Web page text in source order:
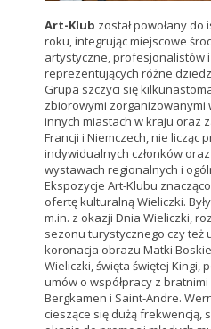
Art-Klub został powołany do
roku, integrując miejscowe
artystyczne, profesjonalistów
reprezentujących różne
Grupa szczyci się
zbiorowymi zorganizowanymi
innych miastach w kraju oraz
Francji i Niemczech, nie licząc
indywidualnych członków
wystawach regionalnych i
Ekspozycje Art-Klubu
ofertę kulturalną Wieliczki.
m.in. z okazji Dnia Wieliczki,
sezonu turystycznego czy też
koronacja obrazu Matki
Wieliczki, święta świętej Kingi,
umów o współpracy z
Bergkamen i Saint-Andre.
cieszące się dużą frekwencją,